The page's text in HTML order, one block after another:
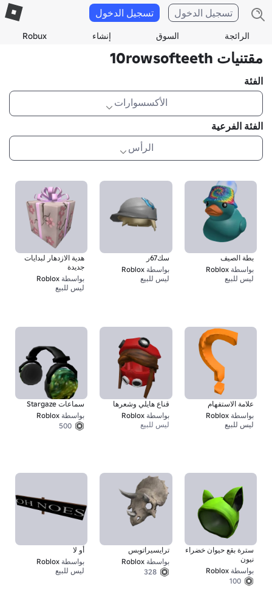
الرائجة السوق إنشاء Robux
تسجيل الدخول تسجيل الدخول
مقتنيات 10rowsofteeth
الفئة
الأكسسوارات
الفئة الفرعية
الرأس
هدية الازدهار لبدايات
جديدة
بواسطة Roblox
ليس للبيع
سك67ر
بواسطة Roblox
ليس للبيع
67
بطة الصيف
بواسطة Roblox
ليس للبيع
1,337
سماعات Stargaze
بواسطة Roblox
500
قناع هايلي وشعرها
بواسطة Roblox
ليس للبيع
علامة الاستفهام
بواسطة Roblox
ليس للبيع
350
أو لا
بواسطة Roblox
ليس للبيع
ترايسيراتوبس
بواسطة Roblox
328
سترة بقع حيوان خضراء
نيون
بواسطة Roblox
100